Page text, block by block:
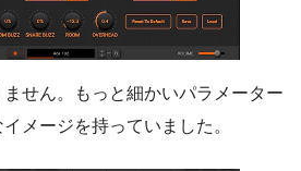
せん。もっと細かいパラメーター
メージを持っていました。